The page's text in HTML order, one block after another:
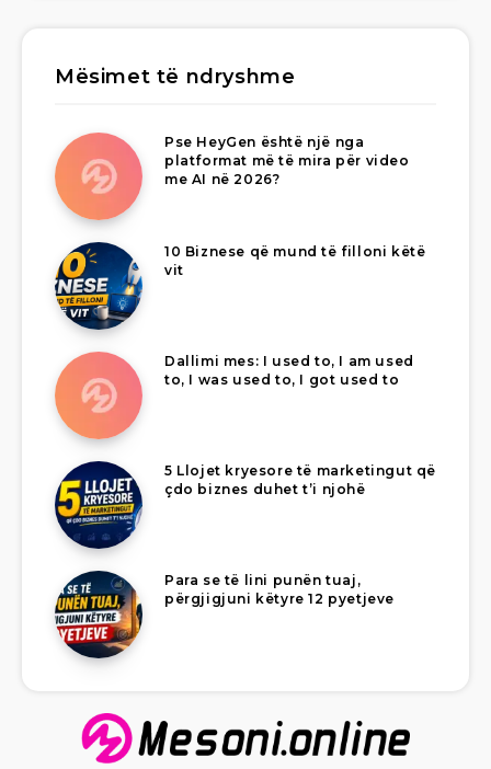
Mësimet të ndryshme
Pse HeyGen është një nga
platformat më të mira për video
me AI në 2026?
10 Biznese që mund të filloni këtë
vit
Dallimi mes: I used to, I am used
to, I was used to, I got used to
5 Llojet kryesore të marketingut që
çdo biznes duhet t’i njohë
Para se të lini punën tuaj,
përgjigjuni këtyre 12 pyetjeve